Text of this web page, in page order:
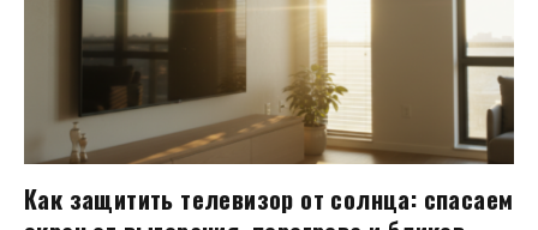
Как защитить телевизор от солнца: спасаем